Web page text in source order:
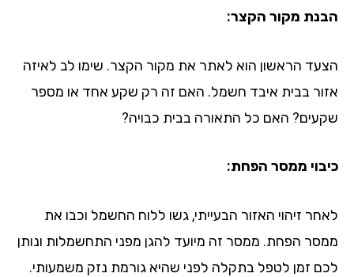
מקור הקצר:
הראשון הוא לאתר את מקור הקצר. שימו לב לאיזה
בבית איבד חשמל. האם זה רק שקע אחד או מספר
האם כל התאורה בבית כבויה?
ממסר הפחת:
זיהוי האזור הבעייתי, גשו ללוח החשמל וכבו את
הפחת. ממסר זה מיועד להגן מפני התחשמלות ונותן
זמן לטפל בתקלה לפני שהיא גורמת נזק משמעותי.